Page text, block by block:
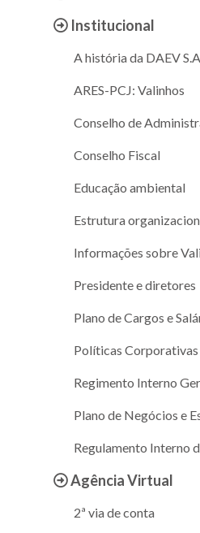
Institucional
A história da DAEV
ARES-PCJ: Valinhos
Conselho de
Conselho Fiscal
Educação ambiental
Estrutura
Informações sobre
Presidente e diretores
Plano de Cargos e
Políticas Corporativas
Regimento Interno
Plano de Negócios e
Regulamento Interno
Agência Virtual
2ª via de conta